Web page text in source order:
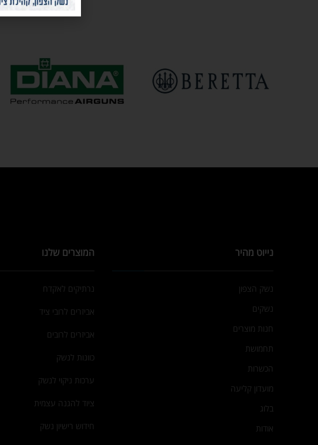
נייוט מהיר
נשק הצפון
נשקים
חנות מוצרים
תחמושת
הכשרות
מועדון קליעה
בלוג
אודות
המוצרים שלנו
נרתיקים לאקדח
אביזרים לרובי ציד
אביזרים לרובים
כוונות לנשק
ערכות ניקוי לנשק
ציוד להגנה עצמית
חידוש רישיון נשק